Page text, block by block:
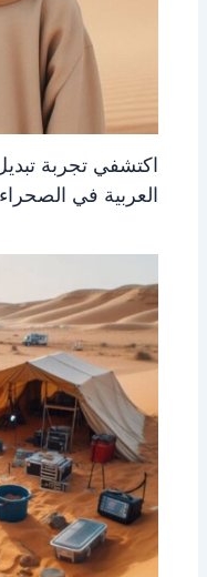
اكتشفي تجربة
العربية في